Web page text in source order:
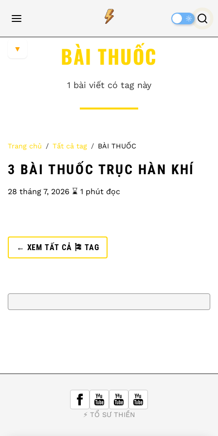
BÀI THUỐC
1 bài viết có tag này
Trang chủ Tất cả tag BÀI THUỐC
3 BÀI THUỐC TRỤC HÀN KHÍ
28 tháng 7, 2026 ⌛️ 1 phút đọc
← XEM TẤT CẢ 🎏 TAG
▼
⚡️ TỔ SƯ THIỀN